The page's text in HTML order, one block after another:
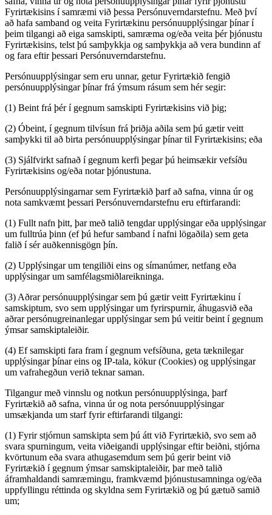
Fyrirtækisins í samræmi við þessa Persónuverndarstefnu. Með því
að hafa samband og veita Fyrirtækinu persónuupplýsingar þínar í
þeim tilgangi að eiga samskipti, samræma og/eða veita þér þjónustu
Fyrirtækisins, telst þú samþykkja og samþykkja að vera bundinn af
og fara eftir þessari Persónuverndarstefnu.
Persónuupplýsingar sem eru unnar, getur Fyrirtækið fengið
persónuupplýsingar þínar frá ýmsum rásum sem hér segir:
(1) Beint frá þér í gegnum samskipti Fyrirtækisins við þig;
(2) Óbeint, í gegnum tilvísun frá þriðja aðila sem þú gætir veitt
samþykki til að birta persónuupplýsingar þínar til Fyrirtækisins; eða
(3) Sjálfvirkt safnað í gegnum kerfi þegar þú heimsækir vefsíðu
Fyrirtækisins og/eða notar þjónustuna.
Persónuupplýsingarnar sem Fyrirtækið þarf að safna, vinna úr og
nota samkvæmt þessari Persónuverndarstefnu eru eftirfarandi:
(1) Fullt nafn þitt, þar með talið tengdar upplýsingar eða upplýsingar
um fulltrúa þinn (ef þú hefur samband í nafni lögaðila) sem geta
falið í sér auðkennisgögn þín.
(2) Upplýsingar um tengiliði eins og símanúmer, netfang eða
upplýsingar um samfélagsmiðlareikninga.
(3) Aðrar persónuupplýsingar sem þú gætir veitt Fyrirtækinu í
samskiptum, svo sem upplýsingar um fyrirspurnir, áhugasvið eða
aðrar persónugreinanlegar upplýsingar sem þú veitir beint í gegnum
ýmsar samskiptaleiðir.
(4) Ef samskipti fara fram í gegnum vefsíðuna, geta tæknilegar
upplýsingar þínar eins og IP-tala, kökur (Cookies) og upplýsingar
um vafrahegðun verið teknar saman.
Tilgangur með vinnslu og notkun persónuupplýsinga, þarf
Fyrirtækið að safna, vinna úr og nota persónuupplýsingar
umsækjanda um starf fyrir eftirfarandi tilgangi:
(1) Fyrir stjórnun samskipta sem þú átt við Fyrirtækið, svo sem að
svara spurningum, veita viðeigandi upplýsingar eftir beiðni, stjórna
kvörtunum eða svara athugasemdum sem þú gerir beint við
Fyrirtækið í gegnum ýmsar samskiptaleiðir, þar með talið
áframhaldandi samræmingu, framkvæmd þjónustusamninga og/eða
uppfyllingu réttinda og skyldna sem Fyrirtækið og þú gætuð samið
um;